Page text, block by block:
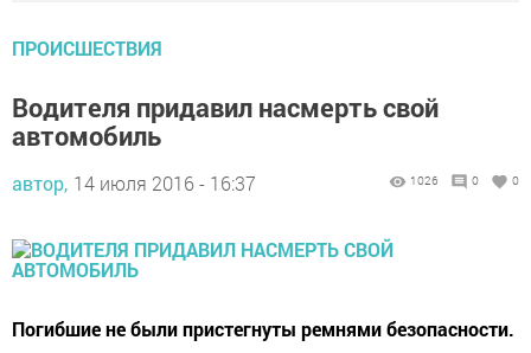
ПРОИСШЕСТВИЯ
Водителя придавил насмерть свой
автомобиль
автор, 14 июля 2016 - 16:37 1026 0 0
Погибшие не были пристегнуты ремнями безопасности.